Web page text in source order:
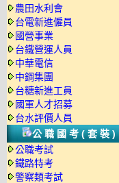
農田水利會
台電新進僱員
國營事業
台鐵營運人員
中華電信
中鋼集團
台糖新進工員
國軍人才招募
台水評價人員
公職國考(套裝)
公職考試
鐵路特考
警察類考試